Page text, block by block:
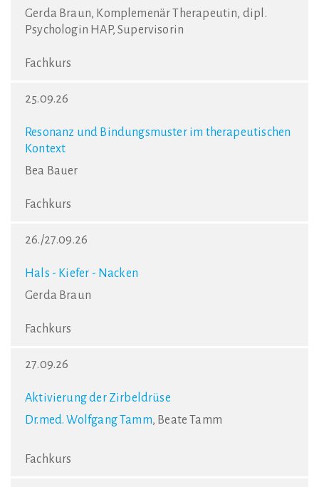
Gerda Braun, Komplemenär Therapeutin, dipl.
Psychologin HAP, Supervisorin
Fachkurs
25.09.26
Resonanz und Bindungsmuster im therapeutischen
Kontext
Bea Bauer
Fachkurs
26./27.09.26
Hals - Kiefer - Nacken
Gerda Braun
Fachkurs
27.09.26
Aktivierung der Zirbeldrüse
Dr.med. Wolfgang Tamm, Beate Tamm
Fachkurs